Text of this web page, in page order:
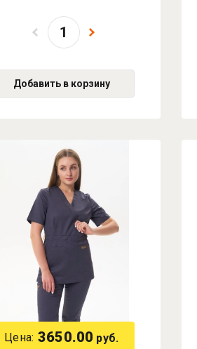
Добавить в корзину
Цена: 3650.00 руб.